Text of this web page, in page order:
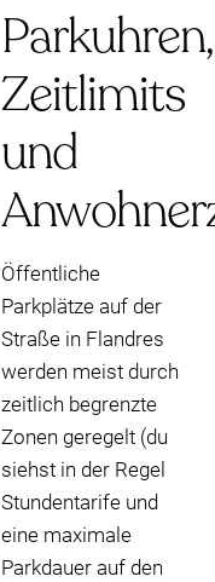
Parkuhren,
Zeitlimits
und
Öffentliche
Parkplätze auf der
Straße in Flandres
werden meist durch
zeitlich begrenzte
Zonen geregelt (du
siehst in der Regel
Stundentarife und
eine maximale
Parkdauer auf den